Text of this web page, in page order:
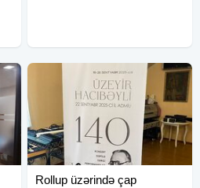
Rollup üzərində çap